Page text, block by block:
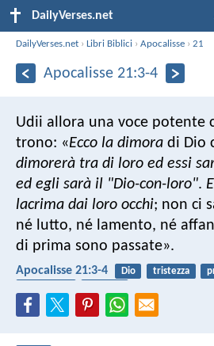
DailyVerses.net
DailyVerses.net ›Libri Biblici ›Apocalisse ›21
Apocalisse 21:3-4
Udii allora una voce potente
trono: «Ecco la dimora di Dio
dimorerà tra di loro ed essi
ed egli sarà il "Dio-con-loro".
lacrima dai loro occhi; non ci
né lutto, né lamento, né
di prima sono passate».
Apocalisse 21:3-4 Dio tristezza